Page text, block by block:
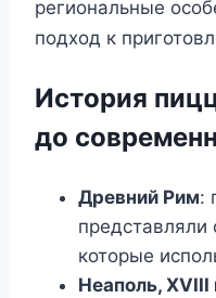
региональные
подход к
История
до
Древний Рим:
которые
Неаполь, XVIII